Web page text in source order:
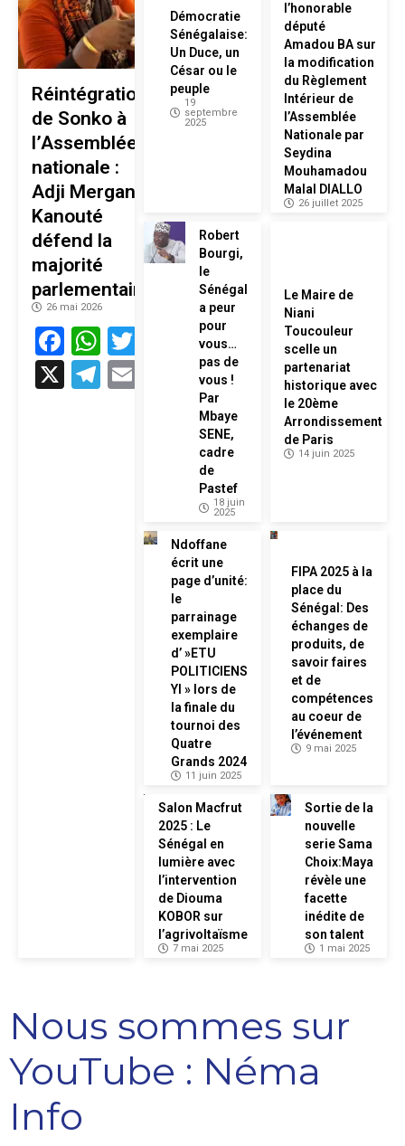
Réintégration
de Sonko à
l’Assemblée
nationale :
Adji Mergane
Kanouté
défend la
majorité
parlementaire
26 mai 2026
Facebook
WhatsApp
Twitter
X
Telegram
Email
Démocratie
Sénégalaise:
Un Duce, un
César ou le
peuple
19
septembre
2025
l’honorable
député
Amadou BA sur
la modification
du Règlement
Intérieur de
l’Assemblée
Nationale par
Seydina
Mouhamadou
Malal DIALLO
26 juillet 2025
Robert
Bourgi,
le
Sénégal
a peur
pour
vous…
pas de
vous !
Par
Mbaye
SENE,
cadre
de
Pastef
18 juin
2025
Le Maire de
Niani
Toucouleur
scelle un
partenariat
historique avec
le 20ème
Arrondissement
de Paris
14 juin 2025
Ndoffane
écrit une
page d’unité:
le
parrainage
exemplaire
d’ »ETU
POLITICIENS
YI » lors de
la finale du
tournoi des
Quatre
Grands 2024
11 juin 2025
FIPA 2025 à la
place du
Sénégal: Des
échanges de
produits, de
savoir faires
et de
compétences
au coeur de
l’événement
9 mai 2025
Salon Macfrut
2025 : Le
Sénégal en
lumière avec
l’intervention
de Diouma
KOBOR sur
l’agrivoltaïsme
7 mai 2025
Sortie de la
nouvelle
serie Sama
Choix:Maya
révèle une
facette
inédite de
son talent
1 mai 2025
Nous sommes sur
YouTube : Néma
Info